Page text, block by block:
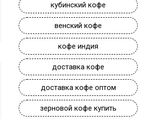
кубинский кофе
венский кофе
кофе индия
доставка кофе
доставка кофе оптом
зерновой кофе купить